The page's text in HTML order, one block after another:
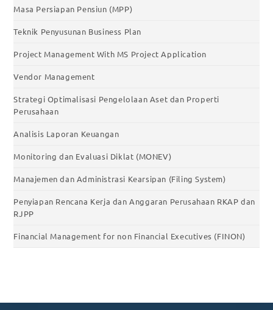
Masa Persiapan Pensiun (MPP)
Teknik Penyusunan Business Plan
Project Management With MS Project Application
Vendor Management
Strategi Optimalisasi Pengelolaan Aset dan Properti
Perusahaan
Analisis Laporan Keuangan
Monitoring dan Evaluasi Diklat (MONEV)
Manajemen dan Administrasi Kearsipan (Filing System)
Penyiapan Rencana Kerja dan Anggaran Perusahaan RKAP dan
RJPP
Financial Management for non Financial Executives (FINON)